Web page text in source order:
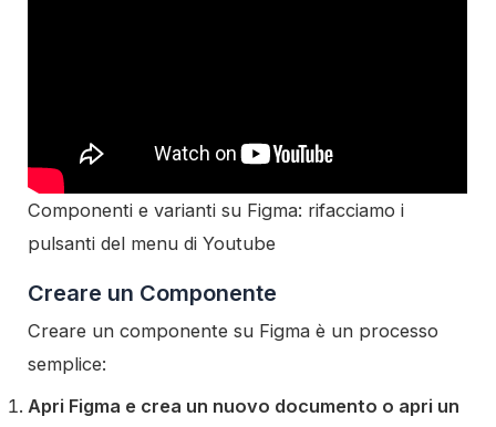
Componenti e varianti su Figma: rifacciamo i
pulsanti del menu di Youtube
Creare un Componente
Creare un componente su Figma è un processo
semplice:
Apri Figma e crea un nuovo documento o apri un